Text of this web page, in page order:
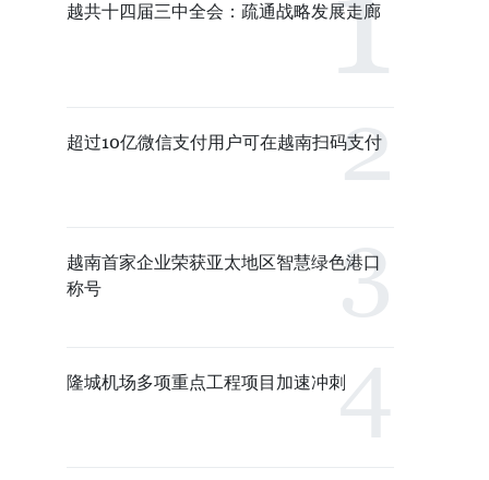
越共十四届三中全会：疏通战略发展走廊
超过10亿微信支付用户可在越南扫码支付
越南首家企业荣获亚太地区智慧绿色港口
称号
隆城机场多项重点工程项目加速冲刺